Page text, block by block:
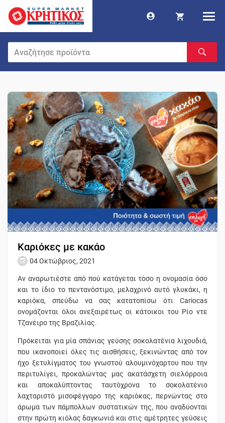
Καριόκες με κακάο
04 Οκτώβριος, 2021
Αν αναρωτιέστε από πού κατάγεται τόσο η ονομασία όσο
και το ίδιο το πεντανόστιμο, μελαχρινό αυτό γλυκάκι, η
καριόκα, σπεύδω να σας κατατοπίσω ότι Cariocas
ονομάζονται όλοι ανεξαιρέτως οι κάτοικοι του Ρίο ντε
Τζανέιρο της Βραζιλίας.
Πρόκειται για μία σπάνιας γεύσης σοκολατένια λιχουδιά,
που ικανοποιεί όλες τις αισθήσεις, ξεκινώντας από τον
ήχο ξετυλίγματος του γνωστού αλουμινόχαρτου που την
περιτυλίγει, προκαλώντας μας ακατάσχετη σιελόρροια
και αποκαλύπτοντας ταυτόχρονα το σοκολατένιο
λαχταριστό μισοφέγγαρο της καριόκας, περνώντας στο
άρωμα των πάμπολλων συστατικών της, που αναδύονται
στην πρώτη κιόλας δαγκωνιά και στις αμέτρητες γεύσεις